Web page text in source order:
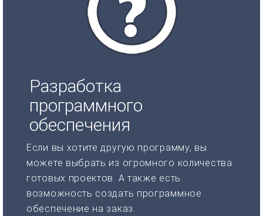
Разработка
программного
обеспечения
Если вы хотите другую программу, вы
можете выбрать из огромного количества
готовых проектов. А также есть
возможность создать программное
обеспечение на заказ.